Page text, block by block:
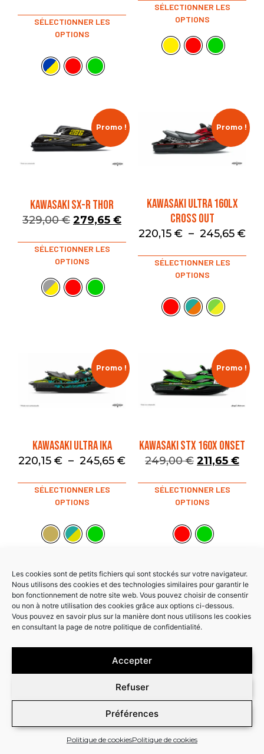
Les cookies sont de petits fichiers qui sont stockés sur votre navigateur.
Nous utilisons des cookies et des technologies similaires pour garantir le
bon fonctionnement de notre site web. Vous pouvez choisir de consentir
ou non à notre utilisation des cookies grâce aux options ci-dessous.
Vous pouvez en savoir plus sur la manière dont nous utilisons les cookies
en consultant la page de notre politique de confidentialité.
Accepter
Refuser
Préférences
Politique de cookiesPolitique de cookies
SÉLECTIONNER LES
OPTIONS
SÉLECTIONNER LES
OPTIONS
Promo !
KAWASAKI SX-R THOR
329,00€ 279,65 €
SÉLECTIONNER LES
OPTIONS
Promo !
KAWASAKI ULTRA 160LX
CROSS OUT
220,15 € – 245,65 €
SÉLECTIONNER LES
OPTIONS
Promo !
KAWASAKI ULTRA IKA
220,15 € – 245,65 €
SÉLECTIONNER LES
OPTIONS
Promo !
KAWASAKI STX 160X ONSET
249,00€ 211,65 €
SÉLECTIONNER LES
OPTIONS
Promo !
KAWASAKI SX-R 800 SPACE
€
SÉLECTIONNER LES
OPTIONS
Promo !
KAWASAKI SX-R POLAROID
329,00
SÉLECTIONNER LES
OPTIONS